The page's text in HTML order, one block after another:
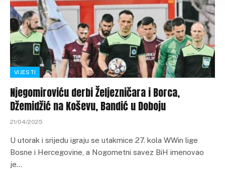
VIJESTI
Njegomiroviću derbi Željezničara i Borca,
Džemidžić na Koševu, Bandić u Doboju
21/04/2025
U utorak i srijedu igraju se utakmice 27. kola WWin lige
Bosne i Hercegovine, a Nogometni savez BiH imenovao
je…